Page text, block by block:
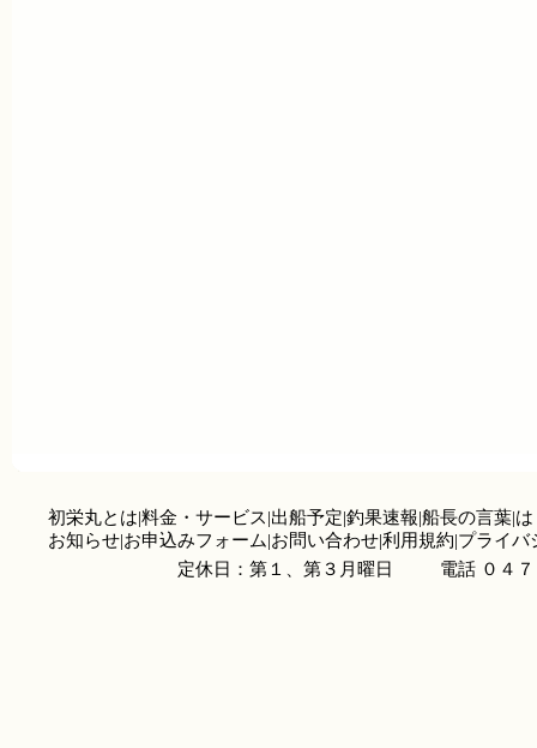
初栄丸とは|料金・サービス|出船予定|釣果速報|船長の言葉|
お知らせ|お申込みフォーム|お問い合わせ|利用規約|プライバ
定休日：第１、第３月曜日
電話 ０４